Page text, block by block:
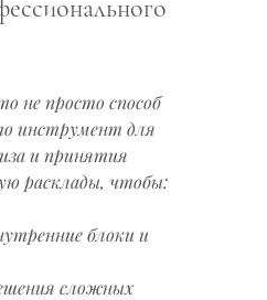
не просто способ
инструмент для
и принятия
расклады, чтобы:
блоки и
сложных